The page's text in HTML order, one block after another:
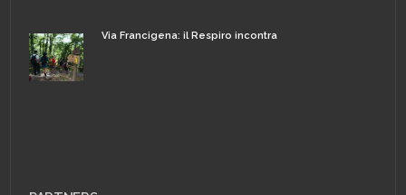
Via Francigena: il Respiro incontra